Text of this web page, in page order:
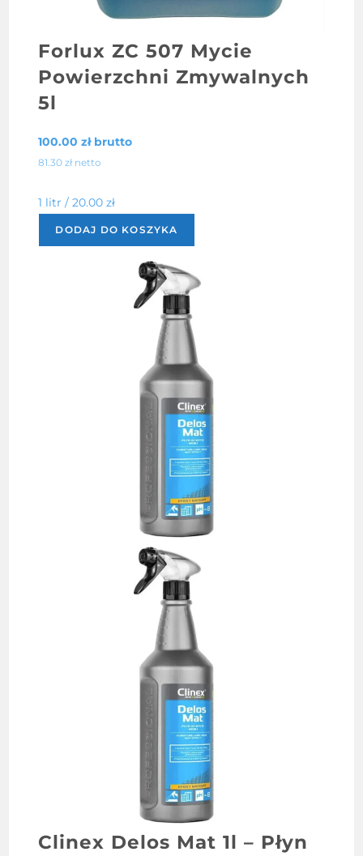
Forlux ZC 507 Mycie
Powierzchni Zmywalnych
5l
100.00złbrutto
81.30zł netto
1 litr / 20.00zł
DODAJ DO KOSZYKA
Clinex Delos Mat 1l – Płyn